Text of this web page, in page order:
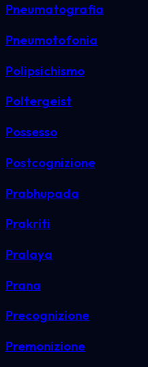
Pneumatografia
Pneumotofonia
Polipsichismo
Poltergeist
Possesso
Postcognizione
Prabhupada
Prakriti
Pralaya
Prana
Precognizione
Premonizione